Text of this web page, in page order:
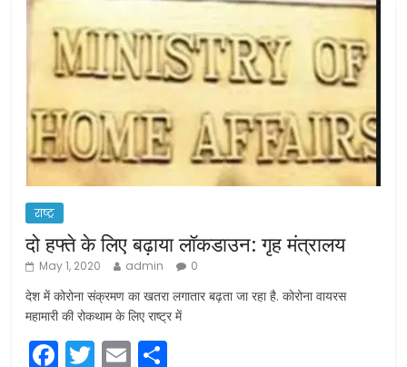
राष्ट्र
दो हफ्ते के लिए बढ़ाया लॉकडाउन: गृह मंत्रालय
May 1, 2020 admin 0
देश में कोरोना संक्रमण का खतरा लगातार बढ़ता जा रहा है. कोरोना वायरस
महामारी की रोकथाम के लिए राष्ट्र में
F T E